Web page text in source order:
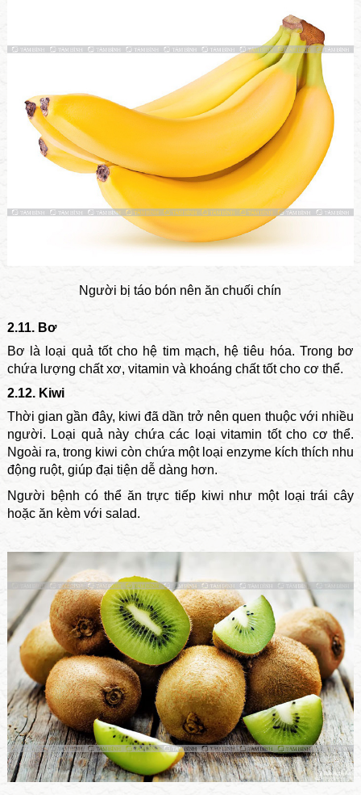
Người bị táo bón nên ăn chuối chín
2.11. Bơ
Bơ là loại quả tốt cho hệ tim mạch, hệ tiêu hóa. Trong bơ
chứa lượng chất xơ, vitamin và khoáng chất tốt cho cơ thể.
2.12. Kiwi
Thời gian gần đây, kiwi đã dần trở nên quen thuộc với nhiều
người. Loại quả này chứa các loại vitamin tốt cho cơ thể.
Ngoài ra, trong kiwi còn chứa một loại enzyme kích thích nhu
động ruột, giúp đại tiện dễ dàng hơn.
Người bệnh có thể ăn trực tiếp kiwi như một loại trái cây
hoặc ăn kèm với salad.